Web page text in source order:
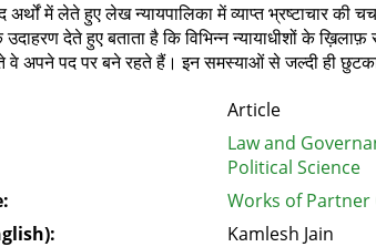
अर्थों में लेते हुए लेख न्यायपालिका में व्याप्त भ्रष्टाचार की
देते हुए बताता है कि विभिन्‍न न्यायाधीशों के
अपने पद पर बने रहते हैं। इन समस्याओं से जल्दी ही
Article
Law and
Political Science
Works of
Kamlesh Jain